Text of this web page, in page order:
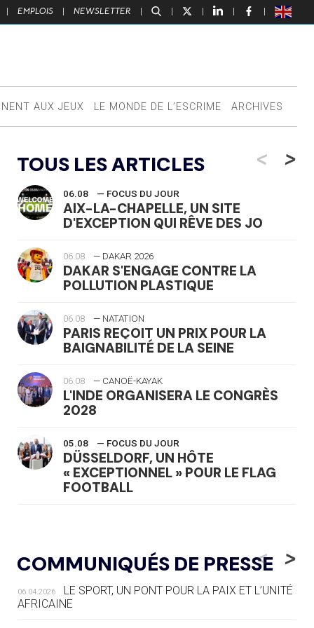
| EMPLOIS | NEWSLETTER | | | | |
AUX JEUX LE MONDE DE L’ESCRIME ARCHIVES
TOUS LES ARTICLES <
06.08 — FOCUS DU JOUR
AIX-LA-CHAPELLE, UN SITE
D'EXCEPTION QUI RÊVE DES JO
06.08 — DAKAR 2026
DAKAR S'ENGAGE CONTRE LA
POLLUTION PLASTIQUE
06.08 — NATATION
PARIS REÇOIT UN PRIX POUR LA
BAIGNABILITÉ DE LA SEINE
06.08 — CANOË-KAYAK
L'INDE ORGANISERA LE CONGRÈS
2028
05.08 — FOCUS DU JOUR
DÜSSELDORF, UN HÔTE
« EXCEPTIONNEL » POUR LE FLAG
FOOTBALL
LE RÊVE DE VOIR LA LUGE ALPINE
AUX JO « N'EST PAS FINI »
05.08 — TIR À L'ARC
DES MONDIAUX À BRISBANE SUR LA
>
COMMUNIQUÉS DE PRESSE
<
06.04.2026
LE SPORT, UN PONT POUR LA PAIX ET L’UNITÉ
AFRICAINE
>